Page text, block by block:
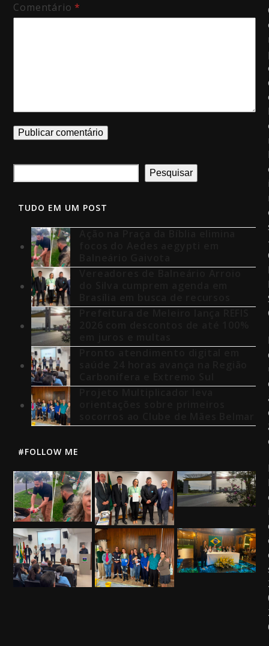
Comentário*
Pesquisar
TUDO EM UM POST
#FOLLOW ME